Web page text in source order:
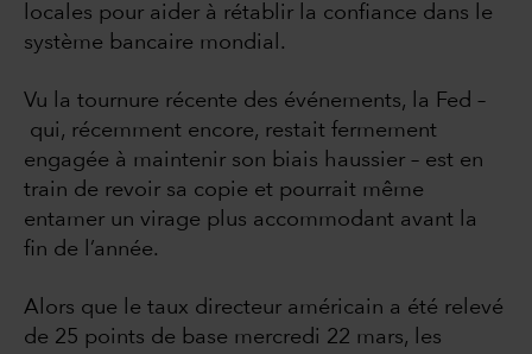
locales pour aider à rétablir la confiance dans le
système bancaire mondial.
Vu la tournure récente des événements, la Fed –
qui, récemment encore, restait fermement
engagée à maintenir son biais haussier – est en
train de revoir sa copie et pourrait même
entamer un virage plus accommodant avant la
fin de l’année.
Alors que le taux directeur américain a été relevé
de 25 points de base mercredi 22 mars, les